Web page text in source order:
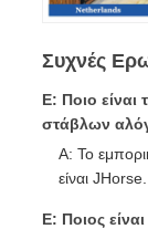
Συχνές
Ε: Ποιο
στάβλων
Α: Το
είναι JHorse.
Ε: Ποιος